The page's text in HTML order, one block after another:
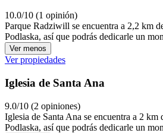
10.0/10 (1 opinión)
Parque Radziwill se encuentra a 2,2 km
Podlaska, así que podrás dedicarle un
Ver menos
Ver propiedades
Iglesia de Santa Ana
9.0/10 (2 opiniones)
Iglesia de Santa Ana se encuentra a 2 km
Podlaska, así que podrás dedicarle un